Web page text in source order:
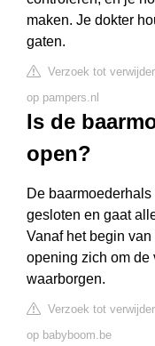
maken. Je dokter
gaten.
Verzoek tot
op pampers.nl
Is de
open?
De
gesloten en gaat
Vanaf het begin
opening zich om de
waarborgen.
Verzoek tot
op babyboom.be